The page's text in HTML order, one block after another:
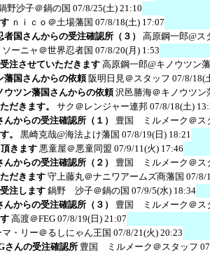
野沙子＠鍋の国 07/8/25(土) 21:10
ｎｉｃｏ＠土場藩国 07/8/18(土) 17:07
国さんからの受注確認所（３）
高原鋼一郎@ス
ソーニャ＠世界忍者国 07/8/20(月) 1:53
注させていただきます 高原鋼一郎@キノウツン
藩国さんからの依頼 阪明日見＠スタッフ 07/8/18(
ウツン藩国さんからの依頼 沢邑勝海＠キノウツン
だきます。
サク＠レンジャー連邦 07/8/18(土)
からの受注確認所（１）
豊国 ミルメーク＠ス
。
黒崎克哉@海法よけ藩国 07/8/19(日) 18:21
きます 悪童屋＠悪童同盟 07/9/11(火) 17:46
からの受注確認所（２）
豊国 ミルメーク＠ス
だきます 守上藤丸＠ナニワアームズ商藩国 07/8/
注します 鍋野 沙子＠鍋の国 07/9/5(水) 18:34
からの受注確認所（３）
豊国 ミルメーク＠ス
高渡＠FEG 07/8/19(日) 21:07
マ・リー＠るしにゃん王国 07/8/21(火) 20:23
さんの受注確認所 豊国 ミルメーク＠スタッフ